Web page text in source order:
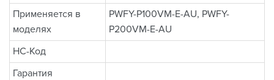
Применяется в
моделях
PWFY-P100VM-E-AU, PWFY-
P200VM-E-AU
НС-Код
Гарантия